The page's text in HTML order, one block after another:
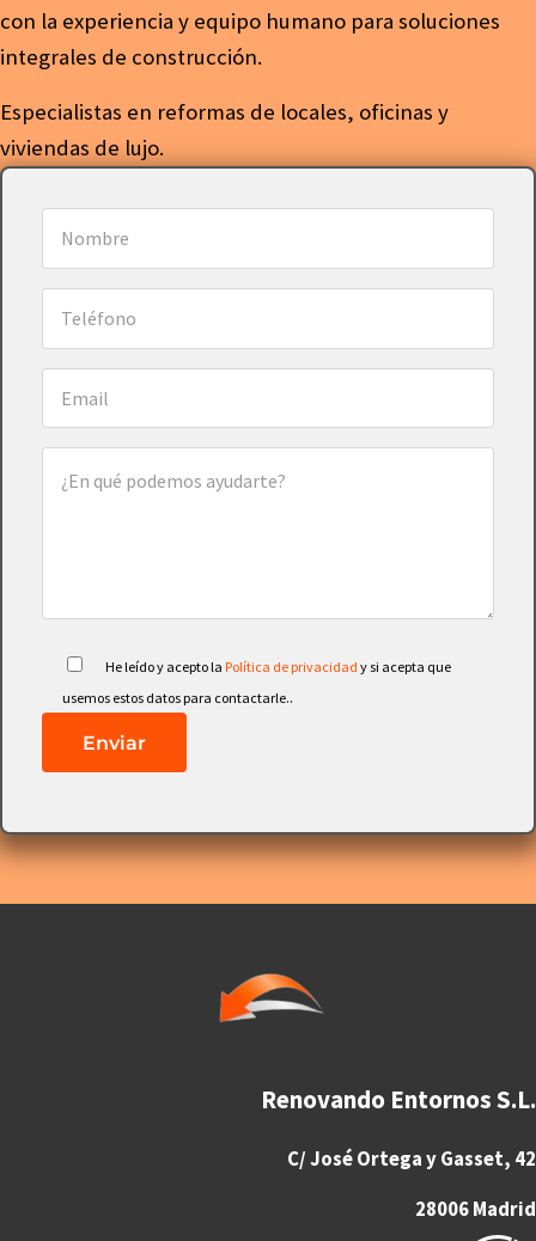
con la experiencia y equipo humano para soluciones
integrales de construcción.
Especialistas en reformas de locales, oficinas y
viviendas de lujo.
He leído y acepto la Política de privacidady si acepta que
usemos estos datos para contactarle..
Renovando Entornos S.L.
C/ José Ortega y Gasset, 42
28006 Madrid